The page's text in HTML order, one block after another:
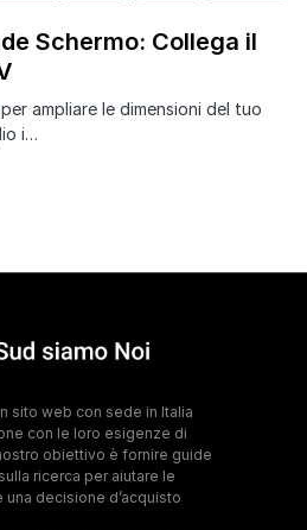
Schermo: Collega il
ampliare le dimensioni del tuo
i…
sito web con sede in Italia
con le loro esigenze di
obiettivo è fornire guide
ricerca per aiutare le
decisione d’acquisto